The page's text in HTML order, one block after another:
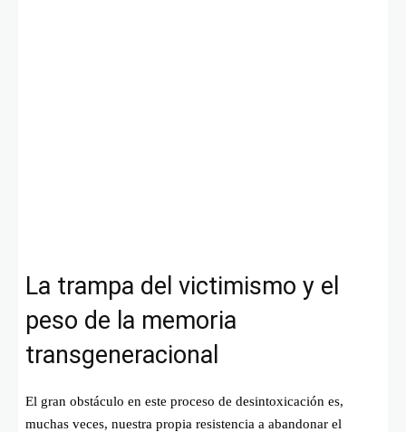
La trampa del victimismo y el
peso de la memoria
transgeneracional
El gran obstáculo en este proceso de desintoxicación es,
muchas veces, nuestra propia resistencia a abandonar el